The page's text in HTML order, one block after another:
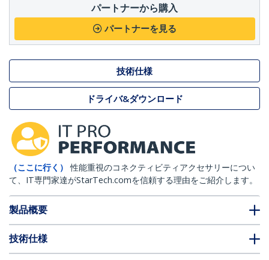
パートナーから購入
パートナーを見る
技術仕様
ドライバ&ダウンロード
（ここに行く）
性能重視のコネクティビティアクセサリーについ
て、IT専門家達がStarTech.comを信頼する理由をご紹介します。
製品概要
技術仕様